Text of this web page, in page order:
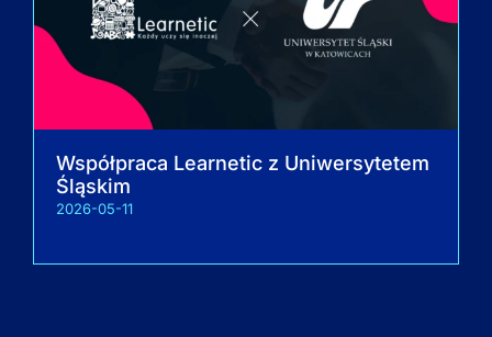
Współpraca Learnetic z Uniwersytetem
Śląskim
2026-05-11